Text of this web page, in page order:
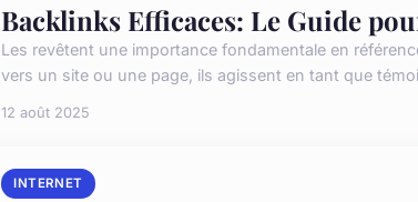
Backlinks Efficaces: Le Guide
Les revêtent une importance fondamentale en
vers un site ou une page, ils agissent en tant que
12 août 2025
INTERNET